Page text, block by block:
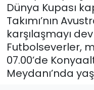
Dünya Kupası
Takımı’nın
karşılaşmayı
Futbolseverler,
07.00’de
Meydanı’nda
Kültür-sanat
Sağlık
Spor
Sağlık
Spor
Teknoloji
Haber Arşivi